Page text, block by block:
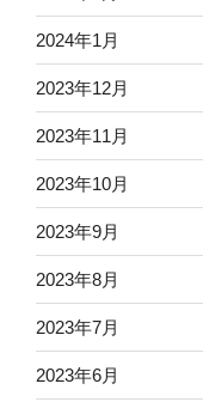
2024年1月
2023年12月
2023年11月
2023年10月
2023年9月
2023年8月
2023年7月
2023年6月